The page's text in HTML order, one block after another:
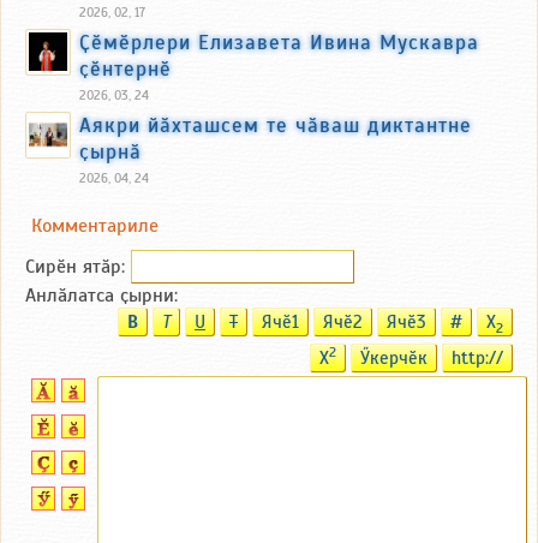
2026, 02, 17
Ҫӗмӗрлери Елизавета Ивина Мускавра
ҫӗнтернӗ
2026, 03, 24
Аякри йӑхташсем те чӑваш диктантне
ҫырнӑ
2026, 04, 24
Комментариле
Сирӗн ятӑp:
Анлӑлатса ҫырни:
B T U T Ячӗ1 Ячӗ2 Ячӗ3 # X2
X2 Ӳкерчӗк http://